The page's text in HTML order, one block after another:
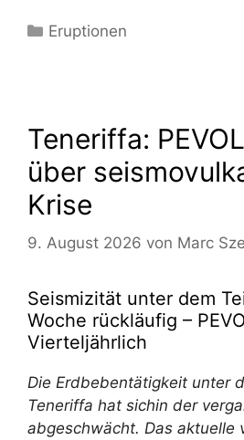
Kategorien
Eruptionen
Teneriffa:
über
Krise
9. August 2026 von Marc
Seismizität unter dem
Woche rückläufig –
Vierteljährlich
Die Erdbebentätigkeit unter
Teneriffa hat sichin der
abgeschwächt. Das aktuelle